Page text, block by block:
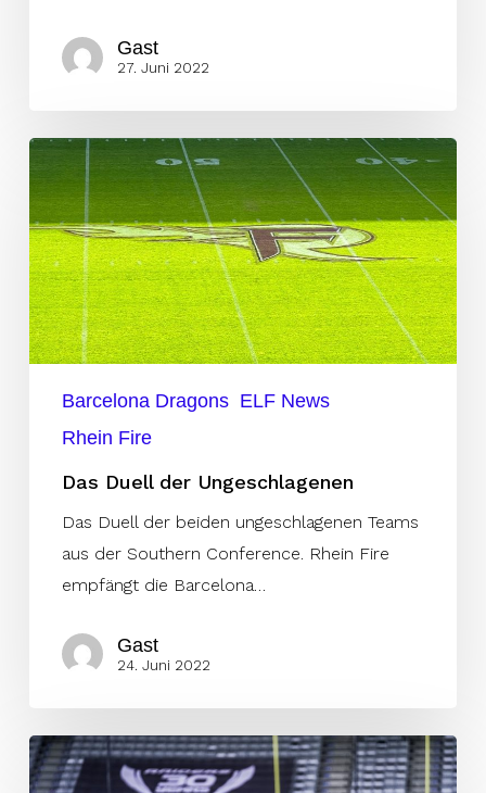
Gast
27. Juni 2022
Das
Duell
der
Ungeschlagenen
Barcelona Dragons ELF News
Rhein Fire
Das Duell der Ungeschlagenen
Das Duell der beiden ungeschlagenen Teams
aus der Southern Conference. Rhein Fire
empfängt die Barcelona…
Gast
24. Juni 2022
Wikinger
am